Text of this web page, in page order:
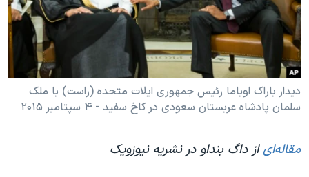
فرهنگ و زندگی
حقوق شهروندی
اقتصادی
علم و فناوری
اسرائیل در جنگ
مستندها
انتخابات ریاست جمهوری آمریکا ۲۰۲۴
حمله جمهوری اسلامی به اسرائیل
رمز مهسا
ورزش زنان در ایران
دنبال کنید
زبانهای مختلف
دیدار باراک اوباما رئیس جمهوری ایلات متحده (راست) با ملک
سلمان پادشاه عربستان سعودی در کاخ سفید - ۴ سپتامبر ۲۰۱۵
مقاله‌ایاز داگ بنداو در نشریه نیوزویک